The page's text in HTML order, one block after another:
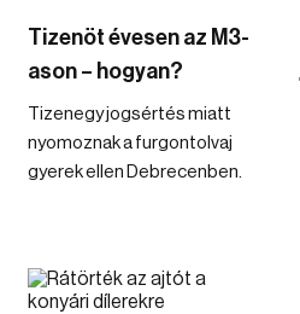
Tizenöt évesen az M3-
ason – hogyan?
Tizenegy jogsértés miatt
nyomoznak a furgontolvaj
gyerek ellen Debrecenben.